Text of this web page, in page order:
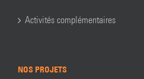
Activités complémentaires
NOS PROJETS